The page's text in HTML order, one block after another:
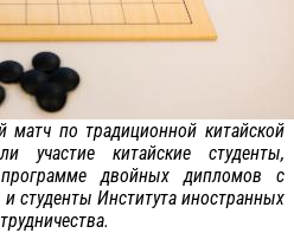
матч по традиционной китайской
китайские студенты,
двойных дипломов с
студенты Института иностранных